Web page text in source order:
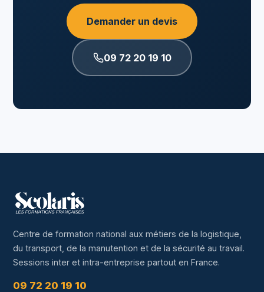
Demander un devis
09 72 20 19 10
Centre de formation national aux métiers de la logistique,
du transport, de la manutention et de la sécurité au travail.
Sessions inter et intra-entreprise partout en France.
09 72 20 19 10